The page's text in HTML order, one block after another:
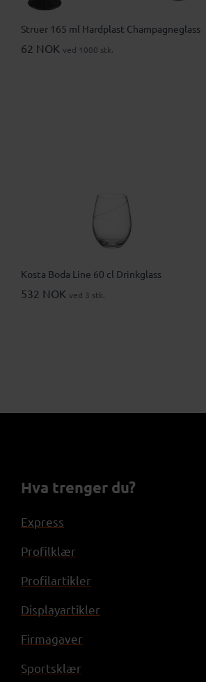
Struer 165 ml Hardplast Champagneglass
62 NOK ved 1000 stk.
Kosta Boda Line 60 cl Drinkglass
532 NOK ved 3 stk.
Hva trenger du?
Express
Profilklær
Profilartikler
Displayartikler
Firmagaver
Sportsklær